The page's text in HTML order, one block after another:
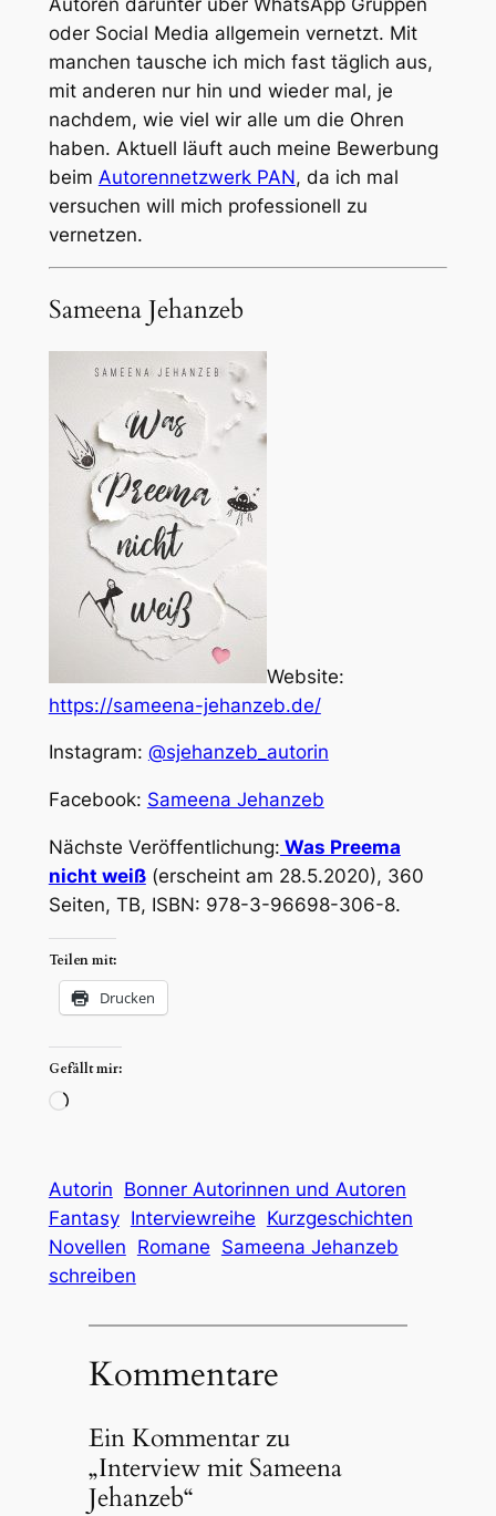
oder Social Media allgemein vernetzt. Mit
manchen tausche ich mich fast täglich aus,
mit anderen nur hin und wieder mal, je
nachdem, wie viel wir alle um die Ohren
haben. Aktuell läuft auch meine Bewerbung
beim Autorennetzwerk PAN, da ich mal
versuchen will mich professionell zu
vernetzen.
Sameena Jehanzeb
Website:
https://sameena-jehanzeb.de/
Instagram: @sjehanzeb_autorin
Facebook: Sameena Jehanzeb
Nächste Veröffentlichung: Was Preema
nicht weiß(erscheint am 28.5.2020), 360
Seiten, TB, ISBN: 978-3-96698-306-8.
Teilen mit:
Drucken
Gefällt mir:
Wird
Autorin Bonner Autorinnen und Autoren
Fantasy Interviewreihe Kurzgeschichten
Novellen Romane Sameena Jehanzeb
schreiben
Kommentare
Ein Kommentar zu
„Interview mit Sameena
Jehanzeb“